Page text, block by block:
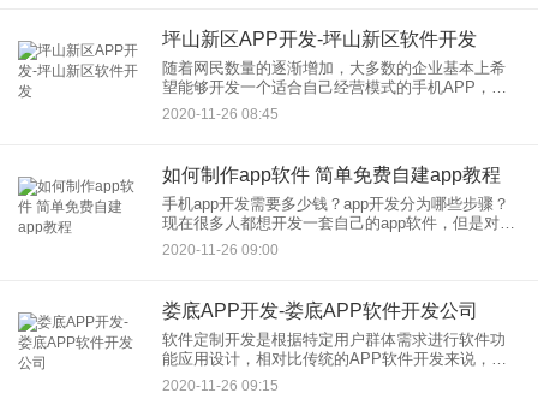
坪山新区APP开发-坪山新区软件开发
随着网民数量的逐渐增加，大多数的企业基本上希
望能够开发一个适合自己经营模式的手机APP，那
么在APP开发的时候，如何才能降低经营成本，这
也是大多数的企业希望能够考虑的一件事情，毕竟
2020-11-26 08:45
如何制作app软件 简单免费自建app教程
手机app开发需要多少钱？app开发分为哪些步骤？
现在很多人都想开发一套自己的app软件，但是对
app开发并不了解，自己本身没有技术团队，找app
开发公司外包，又怕被坑。如今，手机APP开发不
2020-11-26 09:00
娄底APP开发-娄底APP软件开发公司
软件定制开发是根据特定用户群体需求进行软件功
能应用设计，相对比传统的APP软件开发来说，这
种针对性定制软件会让功能性更强，还能满足特定
群体的使用操作习惯以及功能需求，确实能够呈现
2020-11-26 09:15